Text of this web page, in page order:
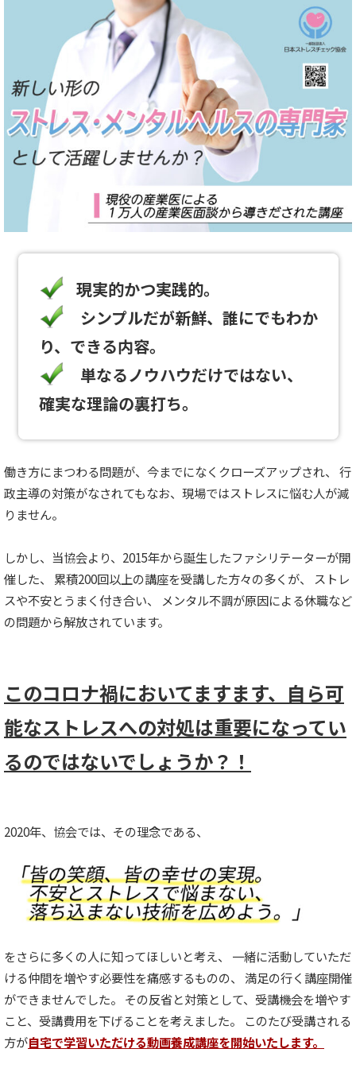
現実的かつ実践的。
シンプルだが新鮮、誰にでもわか
り、できる内容。
単なるノウハウだけではない、
確実な理論の裏打ち。
働き方にまつわる問題が、今までになくクローズアップされ、 行
政主導の対策がなされてもなお、現場ではストレスに悩む人が減
りません。
しかし、当協会より、2015年から誕生したファシリテーターが開
催した、 累積200回以上の講座を受講した方々の多くが、 ストレ
スや不安とうまく付き合い、 メンタル不調が原因による休職など
の問題から解放されています。
このコロナ禍においてますます、自ら可
能なストレスへの対処は重要になってい
るのではないでしょうか？！
2020年、協会では、その理念である、
をさらに多くの人に知ってほしいと考え、 一緒に活動していただ
ける仲間を増やす必要性を痛感するものの、 満足の行く講座開催
ができませんでした。 その反省と対策として、受講機会を増やす
こと、受講費用を下げることを考えました。 このたび受講される
方が自宅で学習いただける動画養成講座を開始いたします。